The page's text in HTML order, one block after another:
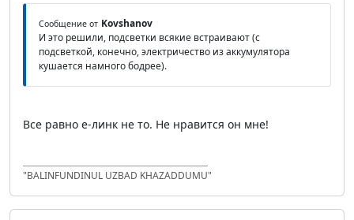
Сообщение от Kovshanov
И это решили, подсветки всякие встраивают (с
подсветкой, конечно, электричество из аккумулятора
кушается намного бодрее).
Все равно е-линк не то. Не нравится он мне!
"BALINFUNDINUL UZBAD KHAZADDUMU"